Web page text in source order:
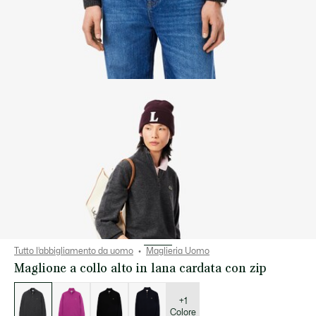
Tutto l’abbigliamento da uomo Maglieria Uomo
Maglione a collo alto in lana cardata con zip
delle
varianti
+1
Colore